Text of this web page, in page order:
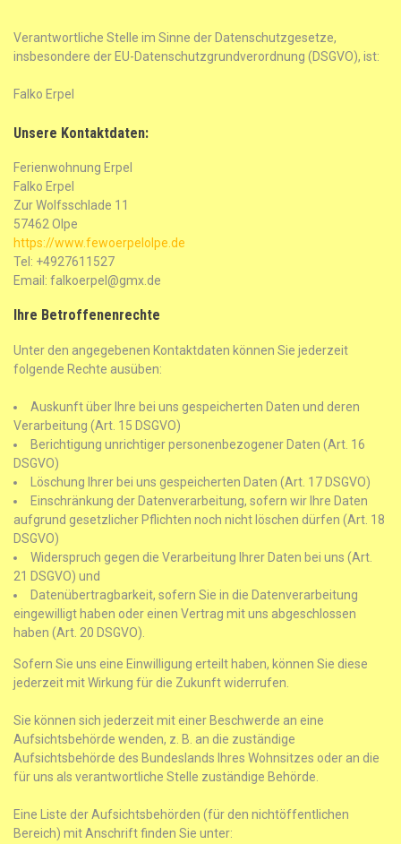
Verantwortliche Stelle im Sinne der Datenschutzgesetze,
insbesondere der EU-Datenschutzgrundverordnung (DSGVO), ist:
Falko Erpel
Unsere Kontaktdaten:
Ferienwohnung Erpel
Falko Erpel
Zur Wolfsschlade 11
57462 Olpe
https://www.fewoerpelolpe.de
Tel: +4927611527
Email: falkoerpel@gmx.de
Ihre Betroffenenrechte
Unter den angegebenen Kontaktdaten können Sie jederzeit
folgende Rechte ausüben:
Auskunft über Ihre bei uns gespeicherten Daten und deren
Verarbeitung (Art. 15 DSGVO)
Berichtigung unrichtiger personenbezogener Daten (Art. 16
DSGVO)
Löschung Ihrer bei uns gespeicherten Daten (Art. 17 DSGVO)
Einschränkung der Datenverarbeitung, sofern wir Ihre Daten
aufgrund gesetzlicher Pflichten noch nicht löschen dürfen (Art. 18
DSGVO)
Widerspruch gegen die Verarbeitung Ihrer Daten bei uns (Art.
21 DSGVO) und
Datenübertragbarkeit, sofern Sie in die Datenverarbeitung
eingewilligt haben oder einen Vertrag mit uns abgeschlossen
haben (Art. 20 DSGVO).
Sofern Sie uns eine Einwilligung erteilt haben, können Sie diese
jederzeit mit Wirkung für die Zukunft widerrufen.
Sie können sich jederzeit mit einer Beschwerde an eine
Aufsichtsbehörde wenden, z. B. an die zuständige
Aufsichtsbehörde des Bundeslands Ihres Wohnsitzes oder an die
für uns als verantwortliche Stelle zuständige Behörde.
Eine Liste der Aufsichtsbehörden (für den nichtöffentlichen
Bereich) mit Anschrift finden Sie unter: